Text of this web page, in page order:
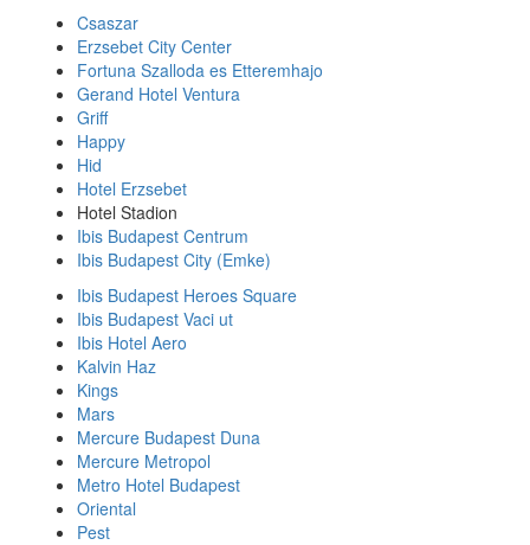
Csaszar
Erzsebet City Center
Fortuna Szalloda es Etteremhajo
Gerand Hotel Ventura
Griff
Happy
Hid
Hotel Erzsebet
Hotel Stadion
Ibis Budapest Centrum
Ibis Budapest City (Emke)
Ibis Budapest Heroes Square
Ibis Budapest Vaci ut
Ibis Hotel Aero
Kalvin Haz
Kings
Mars
Mercure Budapest Duna
Mercure Metropol
Metro Hotel Budapest
Oriental
Pest